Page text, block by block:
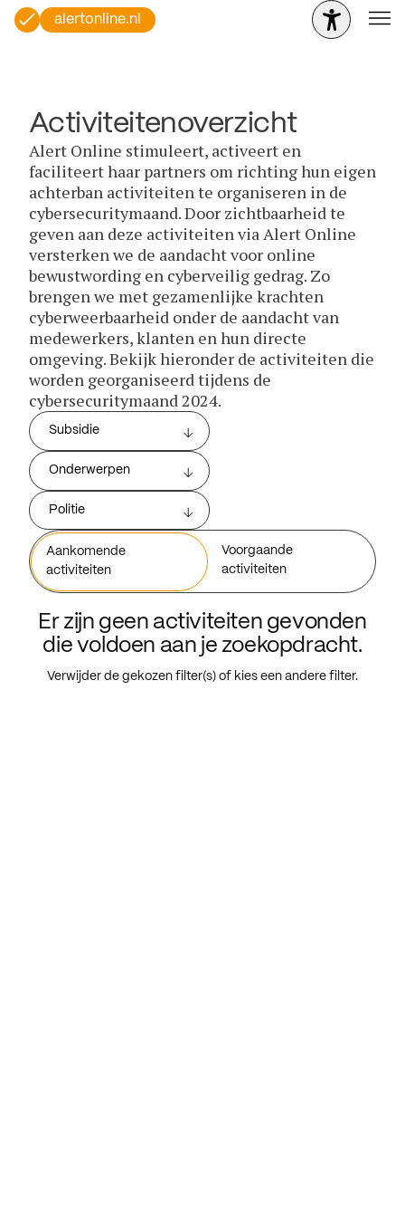
alertonline.nl
Activiteitenoverzicht
Alert Online stimuleert, activeert en
faciliteert haar partners om richting hun eigen
achterban activiteiten te organiseren in de
cybersecuritymaand. Door zichtbaarheid te
geven aan deze activiteiten via Alert Online
versterken we de aandacht voor online
bewustwording en cyberveilig gedrag. Zo
brengen we met gezamenlijke krachten
cyberweerbaarheid onder de aandacht van
medewerkers, klanten en hun directe
omgeving. Bekijk hieronder de activiteiten die
worden georganiseerd tijdens de
cybersecuritymaand 2024.
Subsidie
Onderwerpen
Politie
Aankomende
activiteiten
Voorgaande
activiteiten
Er zijn geen activiteiten gevonden
die voldoen aan je zoekopdracht.
Verwijder de gekozen filter(s) of kies een andere filter.